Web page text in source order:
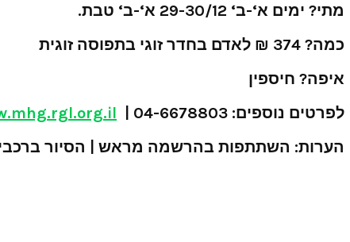
מתי? ימים א‘-ב‘ 29-30/12 א‘-ב‘ טבת.
כמה? 374 ₪ לאדם בחדר זוגי בתפוסה זוגית
איפה? חיספין
לפרטים נוספים:
| 04-6678803 (
הערות: השתתפות בהרשמה מראש הסיור